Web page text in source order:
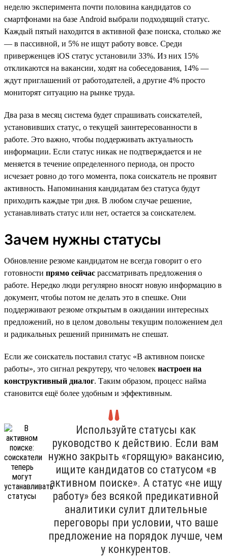
неделю эксперимента почти половина кандидатов со
смартфонами на базе Android выбрали подходящий статус.
Каждый пятый находится в активной фазе поиска, столько же
— в пассивной, и 5% не ищут работу вовсе. Среди
приверженцев iOS статус установили 33%. Из них 15%
откликаются на вакансии, ходят на собеседования, 14% —
ждут приглашений от работодателей, а другие 4% просто
мониторят ситуацию на рынке труда.
Два раза в месяц система будет спрашивать соискателей,
установивших статус, о текущей заинтересованности в
работе. Это важно, чтобы поддерживать актуальность
информации. Если статус никак не подтверждается и не
меняется в течение определенного периода, он просто
исчезает ровно до того момента, пока соискатель не проявит
активность. Напоминания кандидатам без статуса будут
приходить каждые три дня. В любом случае решение,
устанавливать статус или нет, остается за соискателем.
Зачем нужны статусы
Обновление резюме кандидатом не всегда говорит о его
готовности прямо сейчас рассматривать предложения о
работе. Нередко люди регулярно вносят новую информацию в
документ, чтобы потом не делать это в спешке. Они
поддерживают резюме открытым в ожидании интересных
предложений, но в целом довольны текущим положением дел
и радикальных решений принимать не спешат.
Если же соискатель поставил статус «В активном поиске
работы», это сигнал рекрутеру, что человек настроен на
конструктивный диалог. Таким образом, процесс найма
становится ещё более удобным и эффективным.
Используйте статусы как
руководство к действию. Если вам
нужно закрыть «горящую» вакансию,
ищите кандидатов со статусом «в
активном поиске». А статус «не ищу
работу» без всякой предикативной
аналитики сулит длительные
переговоры при условии, что ваше
предложение на порядок лучше, чем
у конкурентов.